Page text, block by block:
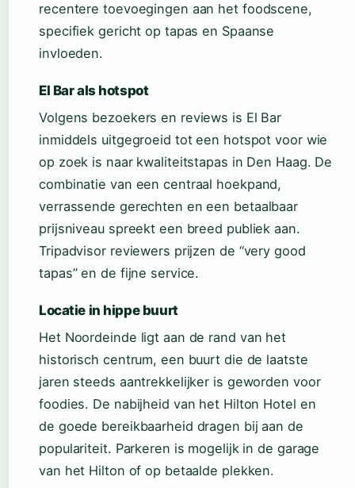
recentere toevoegingen aan het foodscene,
specifiek gericht op tapas en Spaanse
invloeden.
El Bar als hotspot
Volgens bezoekers en reviews is El Bar
inmiddels uitgegroeid tot een hotspot voor wie
op zoek is naar kwaliteitstapas in Den Haag. De
combinatie van een centraal hoekpand,
verrassende gerechten en een betaalbaar
prijsniveau spreekt een breed publiek aan.
Tripadvisor reviewers prijzen de “very good
tapas” en de fijne service.
Locatie in hippe buurt
Het Noordeinde ligt aan de rand van het
historisch centrum, een buurt die de laatste
jaren steeds aantrekkelijker is geworden voor
foodies. De nabijheid van het Hilton Hotel en
de goede bereikbaarheid dragen bij aan de
populariteit. Parkeren is mogelijk in de garage
van het Hilton of op betaalde plekken.